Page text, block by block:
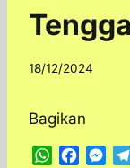
By
18/12/2024
Bagikan
W
M